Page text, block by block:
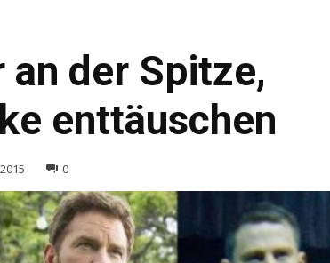
an der Spitze,
enttäuschen
0